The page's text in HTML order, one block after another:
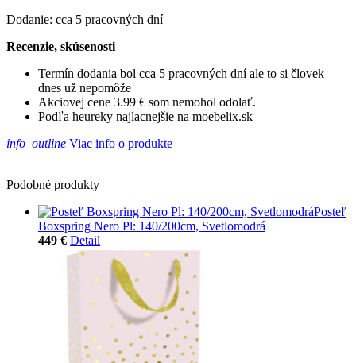
Dodanie: cca 5 pracovných dní
Recenzie, skúsenosti
Termín dodania bol cca 5 pracovných dní ale to si človek
dnes už nepomôže
Akciovej cene 3.99 € som nemohol odolať.
Podľa heureky najlacnejšie na moebelix.sk
info_outline Viac info o produkte
Podobné produkty
Posteľ
Boxspring Nero Pl: 140/200cm, Svetlomodrá
449 € Detail